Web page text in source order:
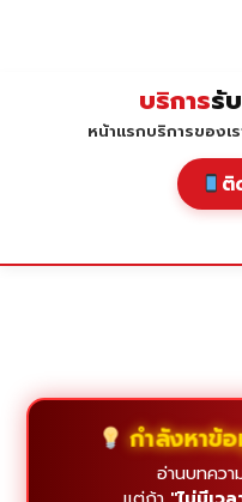
บริการรั
หน้าแรกบริการของเร
ติ
กำลังหาข้
อ่านบทควา